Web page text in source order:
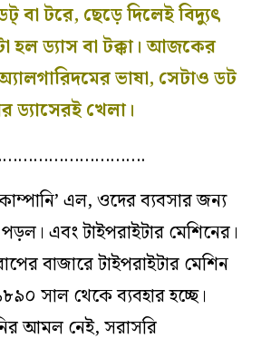
বা টরে, ছেড়ে দিলেই বিদ‌্যুৎ
হল ড‌্যাস বা টক্কা। আজকের
ভাষা, সেটাও ডট
ড‌্যাসেরই খেলা।
এল, ওদের ব‌্যবসার জন‌্য
এবং টাইপরাইটার মেশিনের।
বাজারে টাইপরাইটার মেশিন
সাল থেকে ব‌্যবহার হচ্ছে।
আমল নেই, সরাসরি